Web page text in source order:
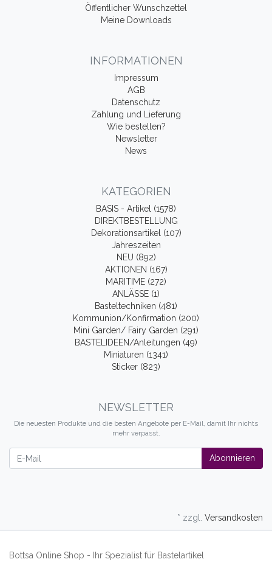
Öffentlicher Wunschzettel
Meine Downloads
INFORMATIONEN
Impressum
AGB
Datenschutz
Zahlung und Lieferung
Wie bestellen?
Newsletter
News
KATEGORIEN
BASIS - Artikel (1578)
DIREKTBESTELLUNG
Dekorationsartikel (107)
Jahreszeiten
NEU (892)
AKTIONEN (167)
MARITIME (272)
ANLÄSSE (1)
Basteltechniken (481)
Kommunion/Konfirmation (200)
Mini Garden/ Fairy Garden (291)
BASTELIDEEN/Anleitungen (49)
Miniaturen (1341)
Sticker (823)
NEWSLETTER
Die neuesten Produkte und die besten Angebote per E-Mail, damit Ihr nichts
mehr verpasst.
Abonnieren
* zzgl. Versandkosten
Bottsa Online Shop - Ihr Spezialist für Bastelartikel